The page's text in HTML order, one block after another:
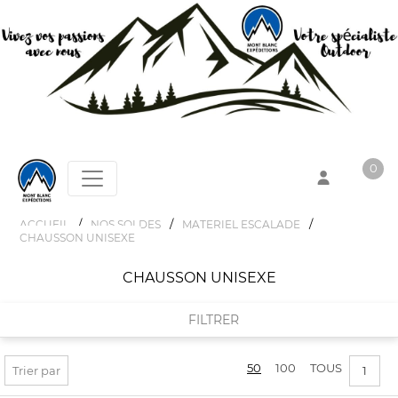
0
ACCUEIL / NOS SOLDES / MATERIEL ESCALADE /
CHAUSSON UNISEXE
CHAUSSON UNISEXE
FILTRER
FILTRER PAR
Trier par 50 100 TOUS 1